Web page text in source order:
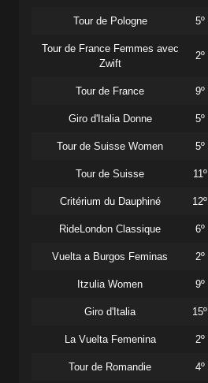
Tour de Pologne 5º
Tour de France Femmes avec
Zwift
2º
Tour de France 9º
Giro d'Italia Donne 5º
Tour de Suisse Women 5º
Tour de Suisse 11º
Critérium du Dauphiné 12º
RideLondon Classique 6º
Vuelta a Burgos Feminas 2º
Itzulia Women 9º
Giro d'Italia 15º
La Vuelta Femenina 2º
Tour de Romandie 4º